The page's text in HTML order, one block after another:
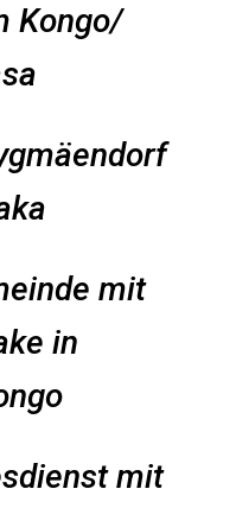
Kongo/
mit
in
mit